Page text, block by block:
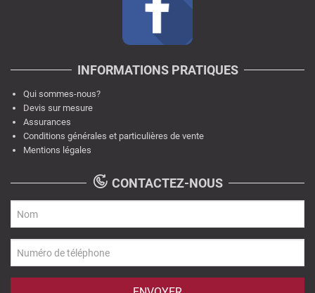
INFORMATIONS PRATIQUES
Qui sommes-nous?
Devis sur mesure
Assurances
Conditions générales et particulières de vente
Mentions légales
CONTACTEZ-NOUS